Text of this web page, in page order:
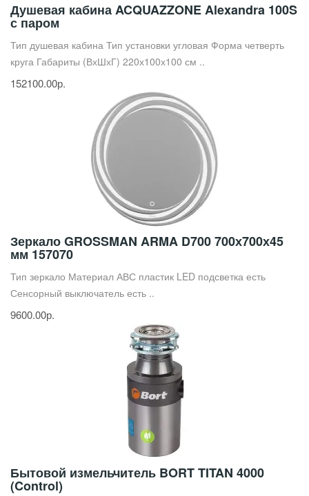
Душевая кабина ACQUAZZONE Alexandra 100S
с паром
Тип душевая кабина Тип установки угловая Форма четверть
круга Габариты (ВхШхГ) 220х100х100 см ..
152100.00р.
Зеркало GROSSMAN ARMA D700 700х700х45
мм 157070
Тип зеркало Материал АВС пластик LED подсветка есть
Сенсорный выключатель есть ..
9600.00р.
Бытовой измельчитель BORT TITAN 4000
(Control)